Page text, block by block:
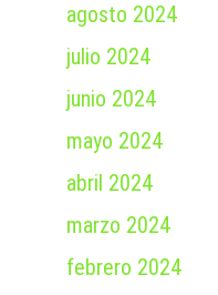
agosto 2024
julio 2024
junio 2024
mayo 2024
abril 2024
marzo 2024
febrero 2024